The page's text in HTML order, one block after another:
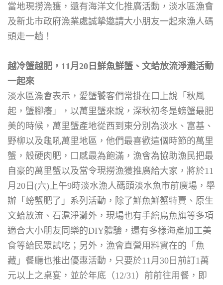
當地現撈漁獲，還有海洋文化推廣活動，淡水區漁會
及新北市政府漁業處誠摯邀請大小朋友一起來漁人碼
頭走一趟！
越冷蟹越肥，11月20日鮮魚鮮蟹、文蛤放流淨灘活動
一起來
淡水區漁會表示，愛蟹饕客們常掛在口上說「秋風
起，蟹腳癢」，以萬里蟹來說，深秋初冬是螃蟹最肥
美的時候，萬里蟹產地從西到東分別為淡水、富基、
野柳以及龜吼萬里地區，他們最喜歡這個時節的萬里
蟹，殼硬肉肥，口感最為飽滿，漁會為協助漁民把最
自豪的萬里蟹以及當令現撈漁獲推廣給大家，將於11
月20日(六)上午9時淡水漁人碼頭淡水魚市前廣場，舉
辦「螃蟹肥了」系列活動，除了鮮魚鮮蟹特賣、原生
文蛤放流、石滬淨灘外，現場也有手繪烏魚旗等多項
適合大小朋友同樂的DIY體驗，還有多樣海產加工美
食等給民眾試吃；另外，漁會直營用料實在的「魚
藏」餐廳也推出優惠活動，只要於11月30日前訂1萬
元以上之桌宴，並於年底（12/31）前前往用餐，即